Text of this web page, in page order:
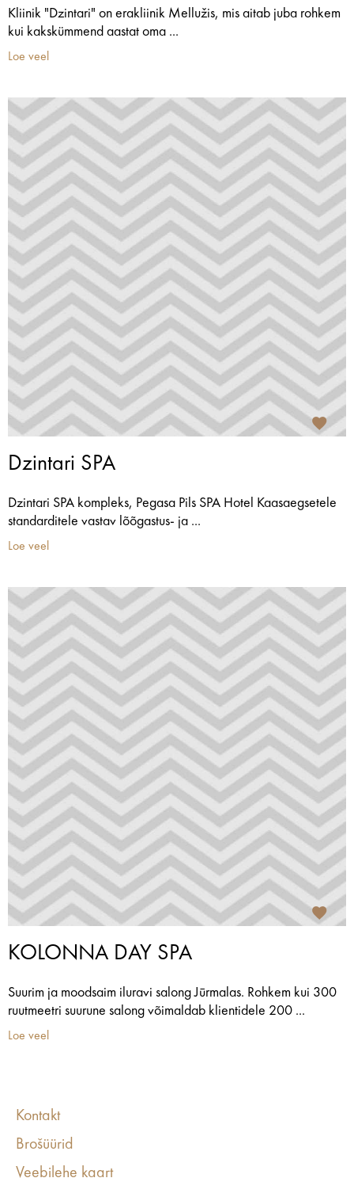
Kliinik "Dzintari" on erakliinik Mellužis, mis aitab juba rohkem
kui kakskümmend aastat oma ...
Loe veel
Dzintari SPA
Dzintari SPA kompleks, Pegasa Pils SPA Hotel Kaasaegsetele
standarditele vastav lõõgastus- ja ...
Loe veel
KOLONNA DAY SPA
Suurim ja moodsaim iluravi salong Jūrmalas. Rohkem kui 300
ruutmeetri suurune salong võimaldab klientidele 200 ...
Loe veel
Kontakt
Brošüürid
Veebilehe kaart